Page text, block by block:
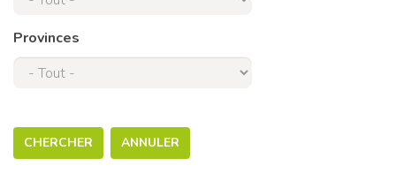
Provinces
CHERCHER ANNULER